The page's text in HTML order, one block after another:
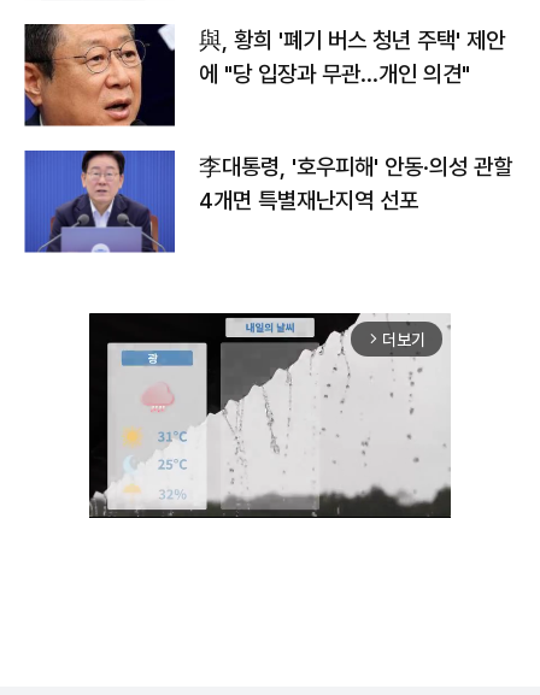
與, 황희 '폐기 버스 청년 주택' 제안
에 "당 입장과 무관…개인 의견"
李대통령, '호우피해' 안동·의성 관할
4개면 특별재난지역 선포
arrow_forward_ios 더보기